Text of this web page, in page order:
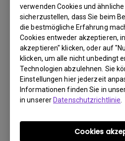
verwenden Cookies und
sicherzustellen, dass Sie beim
die bestmögliche Erfahrung
Cookies entweder akzeptieren,
akzeptieren" klicken, oder auf
klicken, um alle nicht unbedingt
Technologien abzulehnen. Sie
Einstellungen hier jederzeit
Informationen finden Sie in
in unsererDatenschutzrichtlinie
Cookies
(„BenQ-Team“) wird Sie
kontaktieren.
- Das BenQ-Team wird Ihnen
Fehlerbehebung nennen, um
Defekt zu bestätigen.
- Sobald der Defekt durch den
zuständig ist, bestätigt wurde,
für Ihr Produkt ausgestellt.
- Sie müssen das Produkt an
Dienstanbieter genannt wurde.
mit einem physischen